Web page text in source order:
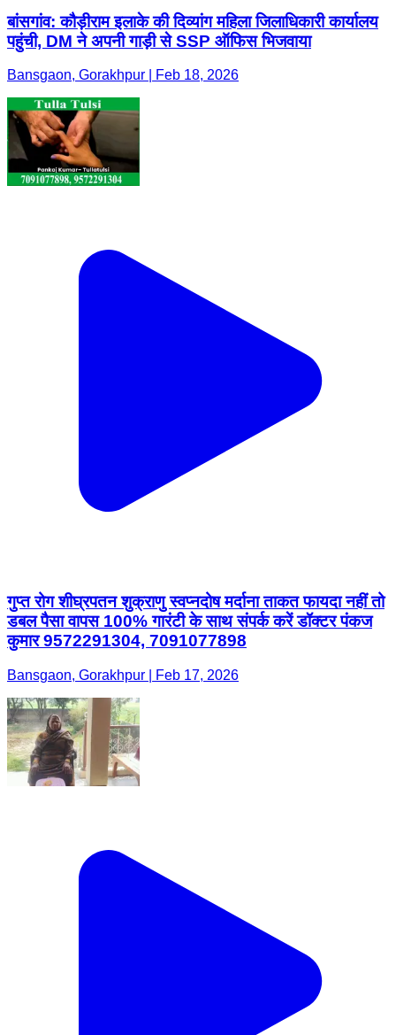
बांसगांव: कौड़ीराम इलाके की दिव्यांग महिला जिलाधिकारी कार्यालय
पहुंची, DM ने अपनी गाड़ी से SSP ऑफिस भिजवाया
Bansgaon, Gorakhpur | Feb 18, 2026
गुप्त रोग शीघ्रपतन शुक्राणु स्वप्नदोष मर्दाना ताकत फायदा नहीं तो
डबल पैसा वापस 100% गारंटी के साथ संपर्क करें डॉक्टर पंकज
कुमार 9572291304, 7091077898
Bansgaon, Gorakhpur | Feb 17, 2026